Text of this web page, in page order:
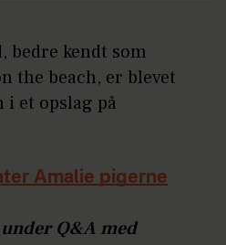
bedre kendt som
the beach, er blevet
i et opslag på
Amalie pigerne
Q&A med